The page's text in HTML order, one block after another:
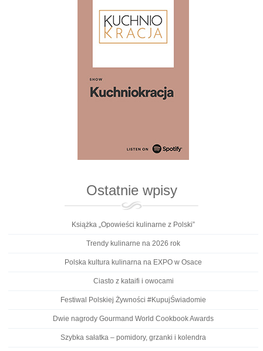
Ostatnie wpisy
Książka „Opowieści kulinarne z Polski”
Trendy kulinarne na 2026 rok
Polska kultura kulinarna na EXPO w Osace
Ciasto z kataifi i owocami
Festiwal Polskiej Żywności #KupujŚwiadomie
Dwie nagrody Gourmand World Cookbook Awards
Szybka sałatka – pomidory, grzanki i kolendra